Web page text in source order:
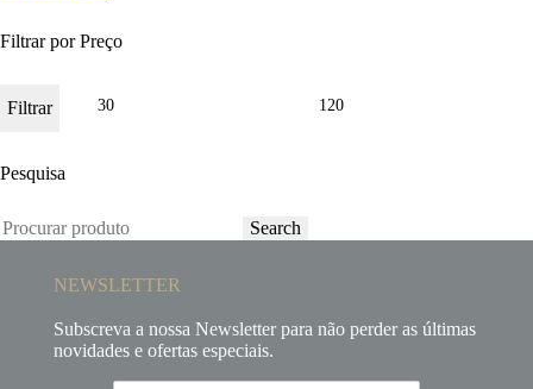
Filtrar por Preço
Filtrar
Pesquisa
Search
NEWSLETTER
Subscreva a nossa Newsletter para não perder as últimas
novidades e ofertas especiais.